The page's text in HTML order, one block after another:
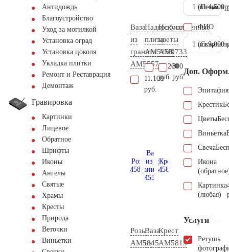
Антидождь
Благоустройство
Уход за могилкой
Установка оград
Установка цоколя
Укладка плитки
Ремонт и Реставрация
Демонтаж
Гравировка
Картинки
Лицевое
Обратное
Шрифты
Иконы
Ангелы
Святые
Храмы
Кресты
Природа
Веточки
Виньетки
Ваза
из
гранита
AM5557
11.100
руб.
Надгробная
плита
AM5158
33.200
руб.
Искусственные
цветы
AM0733
800
руб.
Розы
AM5845
Ваза
из
Крест
AM5815
1 шт.4.500
ФИО
1 шт.9.000
Доп.
Эпитафия
Крестик
Цветы
Виньетка
Свеча
Икона
Картинка
(любая)
Услуги
Ретушь